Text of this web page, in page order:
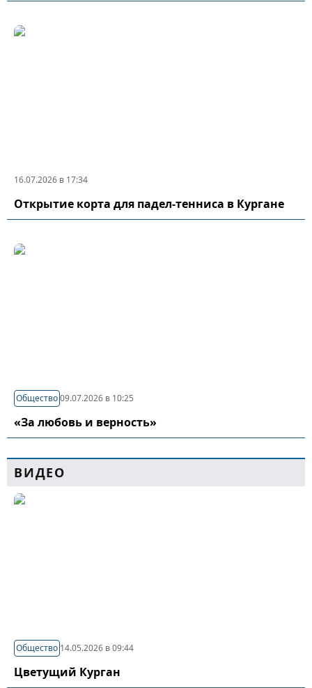
16.07.2026 в 17:34
Открытие корта для падел-тенниса в Кургане
Общество09.07.2026 в 10:25
«За любовь и верность»
ВИДЕО
Общество 14.05.2026 в 09:44
Цветущий Курган